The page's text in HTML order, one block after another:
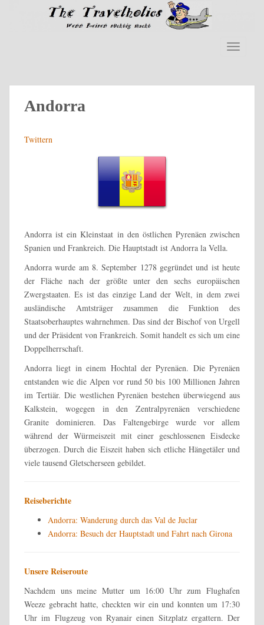
Andorra
Twittern
Andorra ist ein Kleinstaat in den östlichen Pyrenäen zwischen
Spanien und Frankreich. Die Hauptstadt ist Andorra la Vella.
Andorra wurde am 8. September 1278 gegründet und ist heute
der Fläche nach der größte unter den sechs europäischen
Zwergstaaten. Es ist das einzige Land der Welt, in dem zwei
ausländische Amtsträger zusammen die Funktion des
Staatsoberhauptes wahrnehmen. Das sind der Bischof von Urgell
und der Präsident von Frankreich. Somit handelt es sich um eine
Doppelherrschaft.
Andorra liegt in einem Hochtal der Pyrenäen. Die Pyrenäen
entstanden wie die Alpen vor rund 50 bis 100 Millionen Jahren
im Tertiär. Die westlichen Pyrenäen bestehen überwiegend aus
Kalkstein, wogegen in den Zentralpyrenäen verschiedene
Granite dominieren. Das Faltengebirge wurde vor allem
während der Würmeiszeit mit einer geschlossenen Eisdecke
überzogen. Durch die Eiszeit haben sich etliche Hängetäler und
viele tausend Gletscherseen gebildet.
Reiseberichte
Andorra: Wanderung durch das Val de Juclar
Andorra: Besuch der Hauptstadt und Fahrt nach Girona
Unsere Reiseroute
Nachdem uns meine Mutter um 16:00 Uhr zum Flughafen
Weeze gebracht hatte, checkten wir ein und konnten um 17:30
Uhr im Flugzeug von Ryanair einen Sitzplatz ergattern. Der